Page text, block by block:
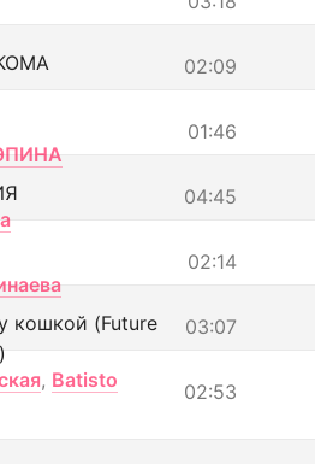
02:09
01:46
04:45
02:14
03:07
кошкой (Future
, Batisto
02:53